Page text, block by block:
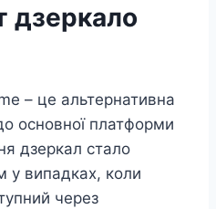
дзеркало
– це альтернативна
основної платформи
дзеркал стало
у випадках, коли
через